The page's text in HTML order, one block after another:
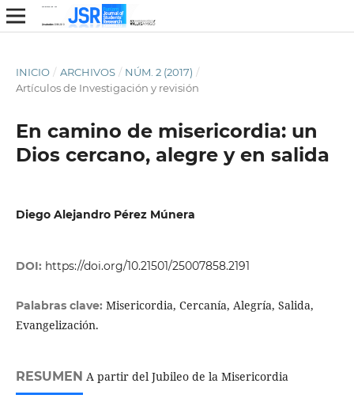
INICIO / ARCHIVOS / NÚM. 2 (2017) /
Artículos de Investigación y revisión
En camino de misericordia: un
Dios cercano, alegre y en salida
Diego Alejandro Pérez Múnera
DOI: https://doi.org/10.21501/25007858.2191
Palabras clave: Misericordia, Cercanía, Alegría, Salida,
Evangelización.
RESUMEN A partir del Jubileo de la Misericordia